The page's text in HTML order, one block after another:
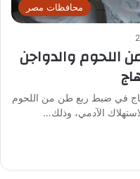
محافظات مصر
اللحوم والدواجن
في ضبط ربع طن من اللحوم
الآدمي، وذلك…